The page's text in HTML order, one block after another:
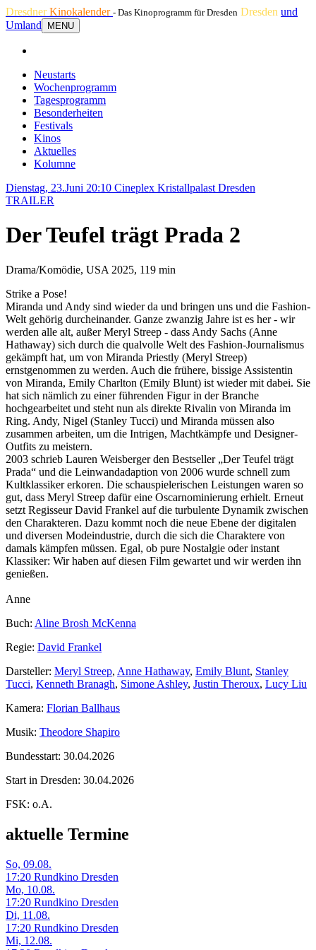
DresdnerKinokalender - Das Kinoprogramm für Dresden Dresden und
Umland
MENU
Neustarts
Wochenprogramm
Tagesprogramm
Besonderheiten
Festivals
Kinos
Aktuelles
Kolumne
Dienstag, 23.Juni 20:10 Cineplex Kristallpalast Dresden
TRAILER
Der Teufel trägt Prada 2
Drama/Komödie, USA 2025, 119 min
Strike a Pose!
Miranda und Andy sind wieder da und bringen uns und die Fashion-
Welt gehörig durcheinander. Ganze zwanzig Jahre ist es her - wir
werden alle alt, außer Meryl Streep - dass Andy Sachs (Anne
Hathaway) sich durch die qualvolle Welt des Fashion-Journalismus
gekämpft hat, um von Miranda Priestly (Meryl Streep)
ernstgenommen zu werden. Auch die frühere, bissige Assistentin
von Miranda, Emily Charlton (Emily Blunt) ist wieder mit dabei. Sie
hat sich nämlich zu einer führenden Figur in der Branche
hochgearbeitet und steht nun als direkte Rivalin von Miranda im
Ring. Andy, Nigel (Stanley Tucci) und Miranda müssen also
zusammen arbeiten, um die Intrigen, Machtkämpfe und Designer-
Outfits zu meistern.
2003 schrieb Lauren Weisberger den Bestseller „Der Teufel trägt
Prada“ und die Leinwandadaption von 2006 wurde schnell zum
Kultklassiker erkoren. Die schauspielerischen Leistungen waren so
gut, dass Meryl Streep dafür eine Oscarnominierung erhielt. Erneut
setzt Regisseur David Frankel auf die turbulente Dynamik zwischen
den Charakteren. Dazu kommt noch die neue Ebene der digitalen
und diversen Modeindustrie, durch die sich die Charaktere von
damals kämpfen müssen. Egal, ob pure Nostalgie oder instant
Klassiker: Wir haben auf diesen Film gewartet und wir werden ihn
genießen.
Anne
Buch: Aline Brosh McKenna
Regie: David Frankel
Darsteller: Meryl Streep, Anne Hathaway, Emily Blunt, Stanley
Tucci, Kenneth Branagh, Simone Ashley, Justin Theroux, Lucy Liu
Kamera: Florian Ballhaus
Musik: Theodore Shapiro
Bundesstart: 30.04.2026
Start in Dresden: 30.04.2026
FSK: o.A.
aktuelle Termine
So, 09.08.
17:20 Rundkino Dresden
Mo, 10.08.
17:20 Rundkino Dresden
Di, 11.08.
17:20 Rundkino Dresden
Mi, 12.08.